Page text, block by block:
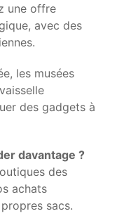
une offre
avec des
les musées
des gadgets à
davantage ?
des
achats
sacs.